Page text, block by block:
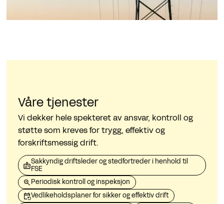
Våre tjenester
Vi dekker hele spekteret av ansvar, kontroll og
støtte som kreves for trygg, effektiv og
forskriftsmessig drift.
Sakkyndig driftsleder og stedfortreder i henhold til
FSE
Periodisk kontroll og inspeksjon
Vedlikeholdsplaner for sikker og effektiv drift